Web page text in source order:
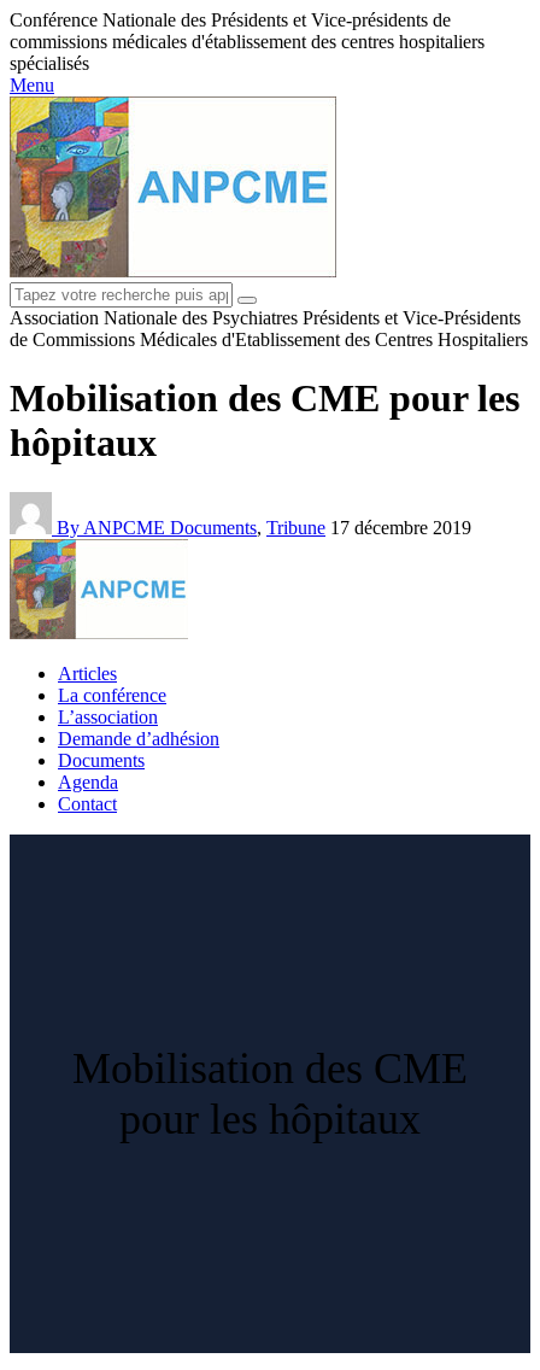
Conférence Nationale des Présidents et Vice-présidents de
commissions médicales d'établissement des centres hospitaliers
spécialisés
Menu
Association Nationale des Psychiatres Présidents et Vice-Présidents
de Commissions Médicales d'Etablissement des Centres Hospitaliers
Mobilisation des CME pour les
hôpitaux
By ANPCME Documents, Tribune 17 décembre 2019
Articles
La conférence
L’association
Demande d’adhésion
Documents
Agenda
Contact
Mobilisation des CME
pour les hôpitaux